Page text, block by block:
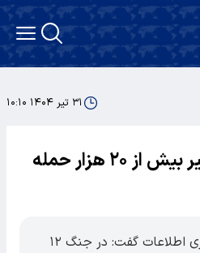
۳۱ تیر ۱۴۰۴ ۱۰:۱۰
هاشمی: در جنگ اخیر بیش از ۲۰ هزار حمله
وزیر ارتباطات و فناوری اطلاعات گفت: در جنگ ۱۲